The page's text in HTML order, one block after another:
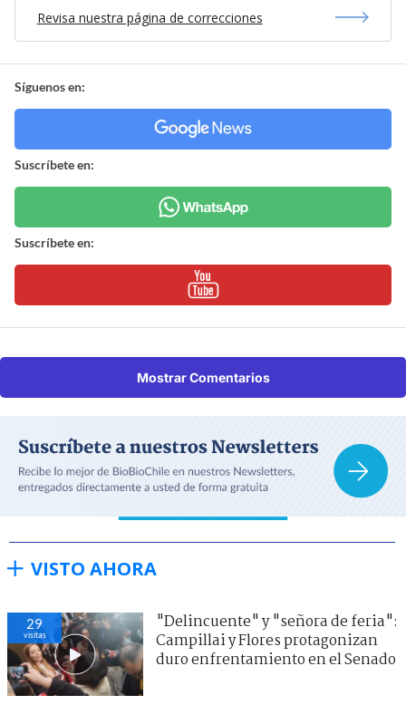
Revisa nuestra página de correcciones
Síguenos en:
Suscríbete en:
Suscríbete en:
Mostrar Comentarios
VISTO AHORA
29
visitas
"Delincuente" y "señora de feria":
Campillai y Flores protagonizan
duro enfrentamiento en el Senado